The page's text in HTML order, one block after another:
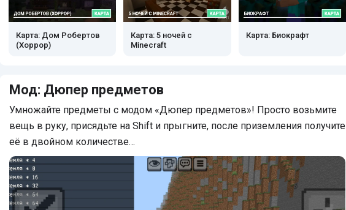
Карта: Дом Робертов
(Хоррор)
Карта: 5 ночей с
Minecraft
Карта: Биокрафт
Мод: Дюпер предметов
Умножайте предметы с модом «Дюпер предметов»! Просто возьмите
вещь в руку, присядьте на Shift и прыгните, после приземления получите
её в двойном количестве…